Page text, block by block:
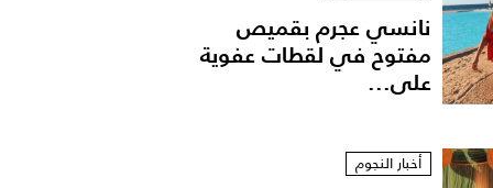
نانسي عجرم بقميص
مفتوح في لقطات عفوية
على...
أخبار النجوم